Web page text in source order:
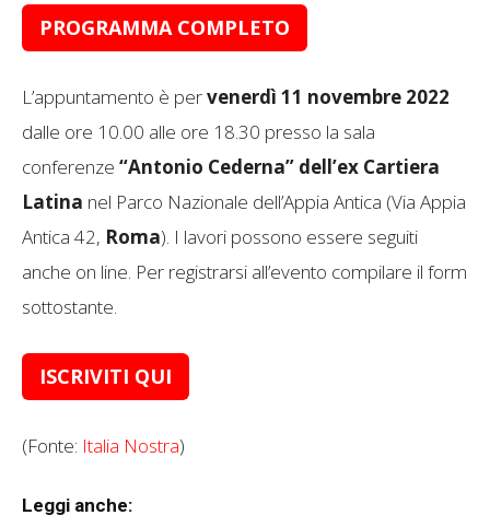
PROGRAMMA COMPLETO
L’appuntamento è pervenerdì 11 novembre 2022
dalle ore 10.00 alle ore 18.30 presso la sala
conferenze “Antonio Cederna” dell’ex Cartiera
Latina nel Parco Nazionale dell’Appia Antica (Via Appia
Antica 42, Roma). I lavori possono essere seguiti
anche on line. Per registrarsi all’evento compilare il form
sottostante.
ISCRIVITI QUI
(Fonte: Italia Nostra)
Leggi anche: